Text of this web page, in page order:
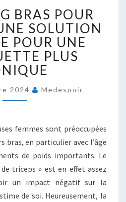
LIFTING
BRAS
POUR
SUISSES
UNE
SOLUTION
EFFICACE
POUR
PLUS
TONIQUE
BRAS POUR
SOLUTION
POUR UNE
PLUS
2024 Medespoir
femmes sont préoccupées
bras, en particulier avec l’âge
de poids importants. Le
triceps » est en effet assez
un impact négatif sur la
de soi. Heureusement, la